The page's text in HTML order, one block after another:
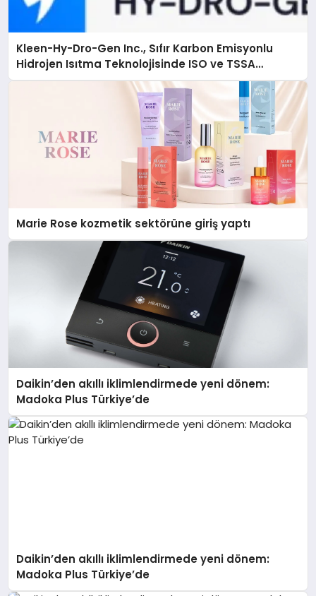
Kleen-Hy-Dro-Gen Inc., Sıfır Karbon Emisyonlu
Hidrojen Isıtma Teknolojisinde ISO ve TSSA
Düzenleyici Onaylarını Aldı
Marie Rose kozmetik sektörüne giriş yaptı
Daikin’den akıllı iklimlendirmede yeni dönem:
Madoka Plus Türkiye’de
Daikin’den akıllı iklimlendirmede yeni dönem:
Madoka Plus Türkiye’de